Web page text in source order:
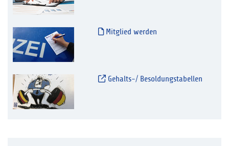
Mitglied werden
Gehalts-/ Besoldungstabellen